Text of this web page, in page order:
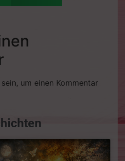
sein, um einen Kommentar